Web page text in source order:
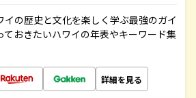
イの歴史と文化を楽しく学ぶ最強のガイ
ておきたいハワイの年表やキーワード集
詳細を見る